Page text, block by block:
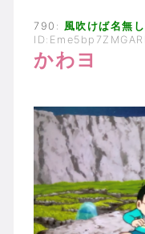
790: 風吹けば名無し
かわヨ